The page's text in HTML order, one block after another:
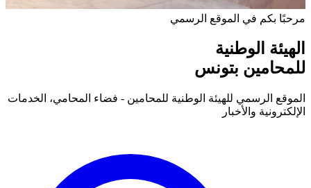
مرحبًا بكم في الموقع الرسمي
الهيئة الوطنية
للمحامين بتونس
الموقع الرسمي للهيئة الوطنية للمحامين - فضاء المحامي، الخدمات
الإلكترونية والأخبار